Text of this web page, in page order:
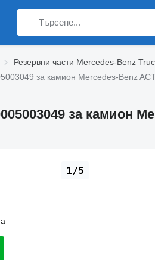
Резервни части Mercedes-Benz
за камион Mercedes-Benz
за камион
1/5